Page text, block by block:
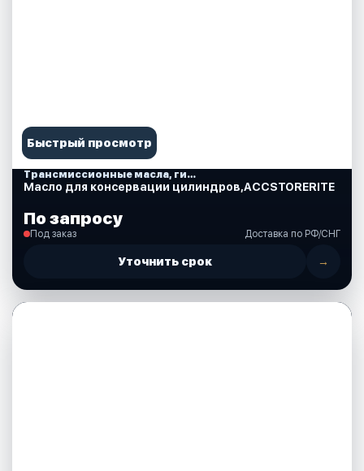
Быстрый просмотр
Трансмиссионные масла, гидравлические, смазки, спреи, краски, аксессуары
Масло для консервации цилиндров,ACCSTORERITE
По запросу
Под заказ Доставка по РФ/СНГ
Уточнить срок →